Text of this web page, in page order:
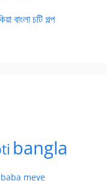
বাংলা চটি গল্প
bangla
meye